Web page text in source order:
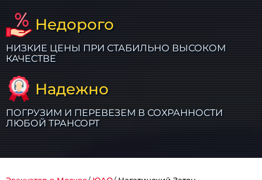
Недорого
НИЗКИЕ ЦЕНЫ ПРИ СТАБИЛЬНО ВЫСОКОМ
КАЧЕСТВЕ
Надежно
ПОГРУЗИМ И ПЕРЕВЕЗЕМ В СОХРАННОСТИ
ЛЮБОЙ ТРАНСОРТ